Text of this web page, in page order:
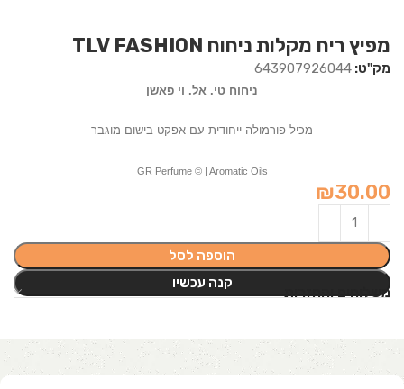
מפיץ ריח מקלות ניחוח TLV FASHION
מק"ט: 643907926044
ניחוח טי. אל. וי פאשן
מכיל פורמולה ייחודית עם אפקט בישום מוגבר
GR Perfume © | Aromatic Oils
₪30.00
הוספה לסל
קנה עכשיו
משלוחים והחזרות